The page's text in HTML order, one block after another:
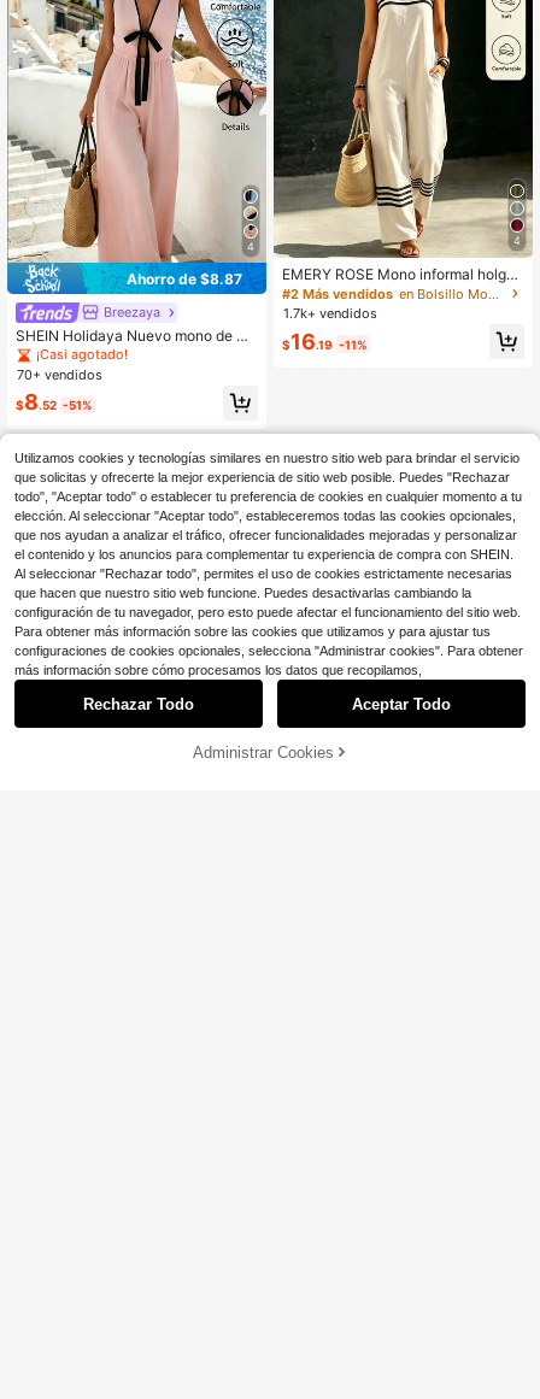
4
Ahorro de $8.87
Breezaya
SHEIN Holidaya Nuevo mono de mu
jer color albaricoque de verano, con
junto de verano para mujer, mono d
e verano para mujer, mono elegante
de mujer color albaricoque, conjunt
o elegante, mono casual de mujer c
olor albaricoque, conjunto casual,
mono elegante casual de mujer col
or albaricoque, mono de vacacione
s para mujer color albaricoque, conj
unto de vacaciones, mono de playa
para mujer, conjunto de playa, mon
o de playa de vacaciones para muj
er, mono de graduación para mujer,
mono color albaricoque
¡Casi agotado!
70+ vendidos
$8.52 -51%
4
EMERY ROSE Mono informal holgad
o de mujer con rayas y parches en
color caqui, con bolsillos, cómodo y
s mujeres
#2 Más vendidos
en Bolsillo Monos De Mujer
1.7k+ vendidos
$16.19 -11%
¡51% DE DESCUENTO!
Utilizamos cookies y tecnologías similares en nuestro sitio web para brindar el servicio
que solicitas y ofrecerte la mejor experiencia de sitio web posible. Puedes "Rechazar
todo", "Aceptar todo" o establecer tu preferencia de cookies en cualquier momento a tu
elección. Al seleccionar "Aceptar todo", estableceremos todas las cookies opcionales,
que nos ayudan a analizar el tráfico, ofrecer funcionalidades mejoradas y personalizar
el contenido y los anuncios para complementar tu experiencia de compra con SHEIN.
Al seleccionar "Rechazar todo", permites el uso de cookies estrictamente necesarias
que hacen que nuestro sitio web funcione. Puedes desactivarlas cambiando la
configuración de tu navegador, pero esto puede afectar el funcionamiento del sitio web.
Para obtener más información sobre las cookies que utilizamos y para ajustar tus
configuraciones de cookies opcionales, selecciona "Administrar cookies". Para obtener
más información sobre cómo procesamos los datos que recopilamos,
Rechazar Todo Aceptar Todo
Administrar Cookies